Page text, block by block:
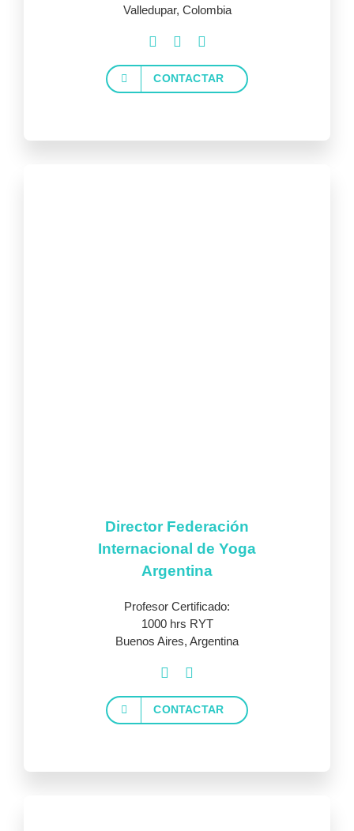
Valledupar, Colombia
CONTACTAR
Director Federación
Internacional de Yoga
Argentina
Profesor Certificado:
1000 hrs RYT
Buenos Aires, Argentina
CONTACTAR